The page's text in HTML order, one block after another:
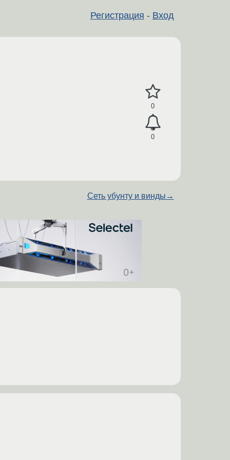
Регистрация - Вход
0
0
Сеть убунту и винды →